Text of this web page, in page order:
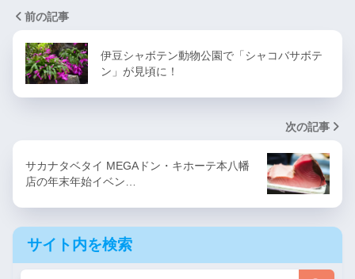
前の記事
伊豆シャボテン動物公園で「シャコバサボテ
ン」が見頃に！
次の記事
サカナタベタイ MEGAドン・キホーテ本八幡
店の年末年始イベン…
サイト内を検索